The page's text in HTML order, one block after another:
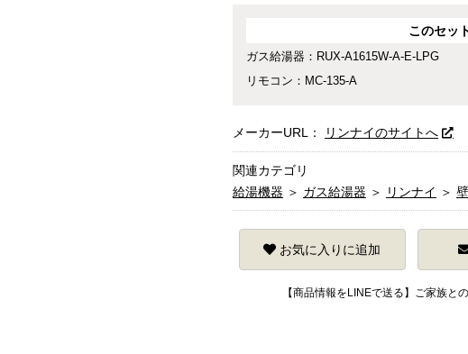
このセッ
ガス給湯器：RUX-A1615W-A-E-LPG
リモコン：MC-135-A
メーカーURL： リンナイのサイトへ
関連カテゴリ
給湯機器 ＞ ガス給湯器 ＞ リンナイ ＞
お気に入りに追加
【商品情報をLINEで送る】ご家族と